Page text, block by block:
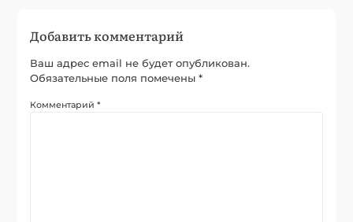
Добавить комментарий
Ваш адрес email не будет опубликован.
Обязательные поля помечены*
Комментарий*